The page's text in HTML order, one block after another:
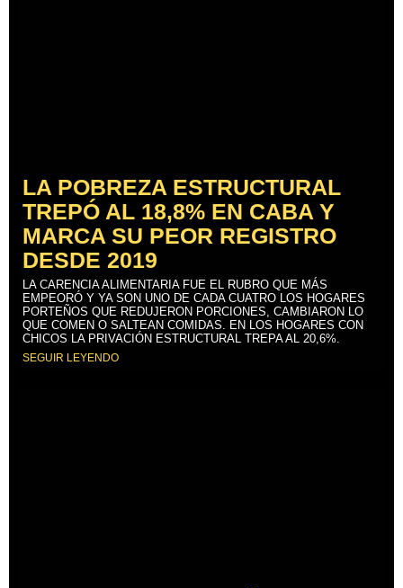
LA POBREZA ESTRUCTURAL
TREPÓ AL 18,8% EN CABA Y
MARCA SU PEOR REGISTRO
DESDE 2019
LA CARENCIA ALIMENTARIA FUE EL RUBRO QUE MÁS
EMPEORÓ Y YA SON UNO DE CADA CUATRO LOS HOGARES
PORTEÑOS QUE REDUJERON PORCIONES, CAMBIARON LO
QUE COMEN O SALTEAN COMIDAS. EN LOS HOGARES CON
CHICOS LA PRIVACIÓN ESTRUCTURAL TREPA AL 20,6%.
SEGUIR LEYENDO